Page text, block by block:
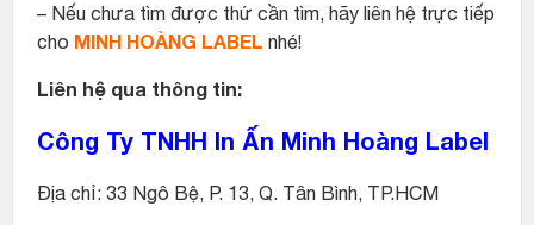
– Nếu chưa tìm được thứ cần tìm, hãy liên hệ trực tiếp
cho MINH HOÀNG LABEL nhé!
Liên hệ qua thông tin:
Công Ty TNHH In Ấn Minh Hoàng Label
Địa chỉ: 33 Ngô Bệ, P. 13, Q. Tân Bình, TP.HCM